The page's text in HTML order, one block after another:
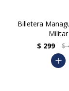
Billetera
Militar
$ 299 $
add